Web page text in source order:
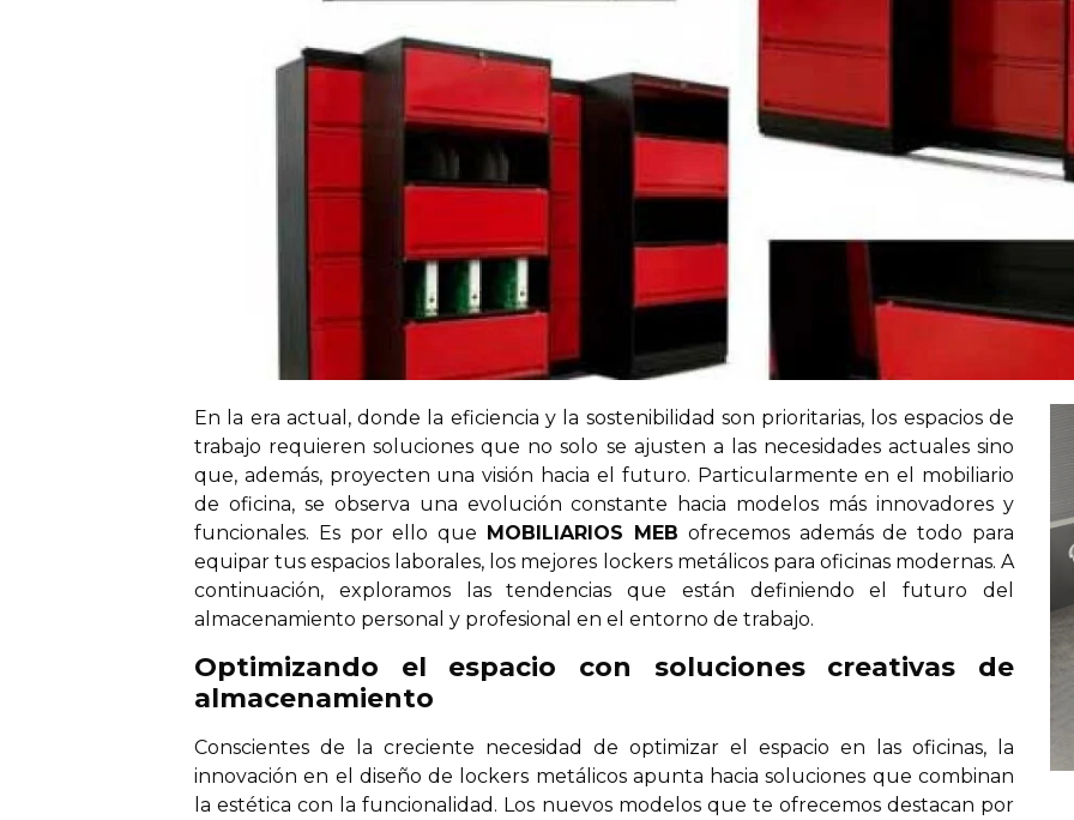
En la era actual, donde la eficiencia y la sostenibilidad son prioritarias, los espacios de
trabajo requieren soluciones que no solo se ajusten a las necesidades actuales sino
que, además, proyecten una visión hacia el futuro. Particularmente en el mobiliario
de oficina, se observa una evolución constante hacia modelos más innovadores y
funcionales. Es por ello que
MOBILIARIOS MEB ofrecemos además de todo para
equipar tus espacios laborales, los mejores lockers metálicos para oficinas modernas. A
continuación, exploramos las tendencias que están definiendo el futuro del
almacenamiento personal y profesional en el entorno de trabajo.
Optimizando el espacio con soluciones creativas de
almacenamiento
Conscientes de la creciente necesidad de optimizar el espacio en las oficinas, la
innovación en el diseño de lockers metálicos apunta hacia soluciones que combinan
la estética con la funcionalidad. Los nuevos modelos que te ofrecemos destacan por